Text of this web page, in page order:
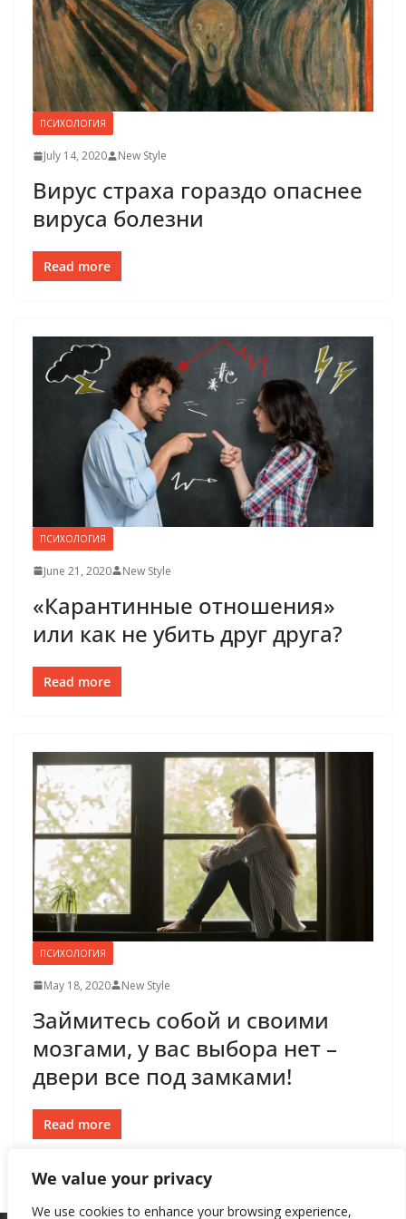
We value your privacy
We use cookies to enhance your browsing experience,
ПСИХОЛОГИЯ
July 14, 2020 New Style
Вирус страха гораздо опаснее
вируса болезни
Read more
ПСИХОЛОГИЯ
June 21, 2020 New Style
«Карантинные отношения»
или как не убить друг друга?
Read more
ПСИХОЛОГИЯ
May 18, 2020 New Style
Займитесь собой и своими
мозгами, у вас выбора нет –
двери все под замками!
Read more